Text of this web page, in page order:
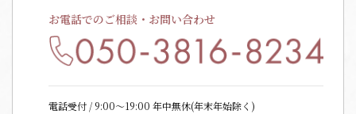
お電話でのご相談・お問い合わせ
電話受付 / 9:00〜19:00 年中無休(年末年始除く)